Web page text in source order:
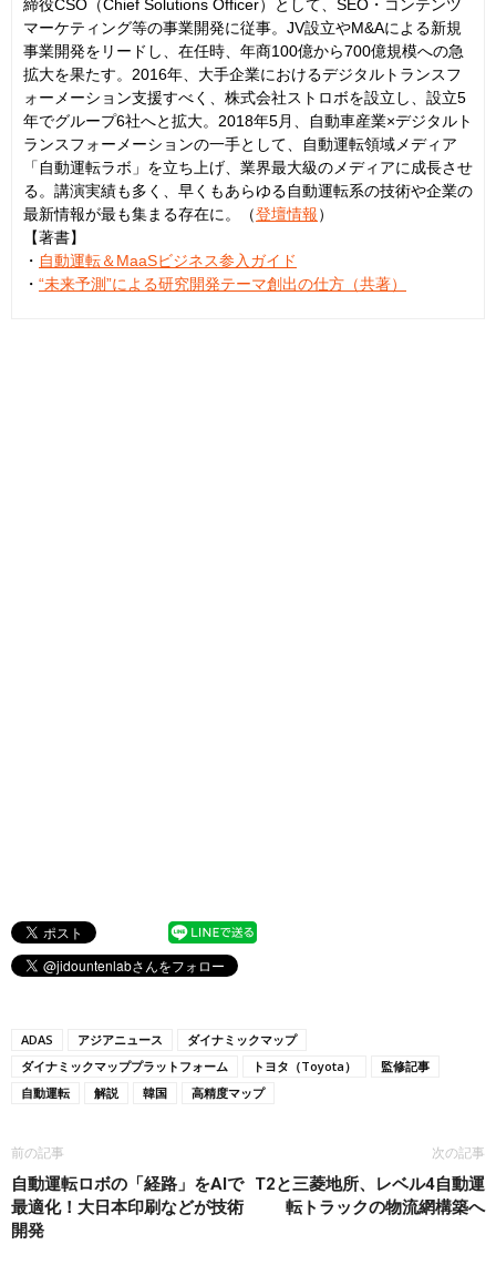
締役CSO（Chief Solutions Officer）として、SEO・コンテンツ
マーケティング等の事業開発に従事。JV設立やM&Aによる新規
事業開発をリードし、在任時、年商100億から700億規模への急
拡大を果たす。2016年、大手企業におけるデジタルトランスフ
ォーメーション支援すべく、株式会社ストロボを設立し、設立5
年でグループ6社へと拡大。2018年5月、自動車産業×デジタルト
ランスフォーメーションの一手として、自動運転領域メディア
「自動運転ラボ」を立ち上げ、業界最大級のメディアに成長させ
る。講演実績も多く、早くもあらゆる自動運転系の技術や企業の
最新情報が最も集まる存在に。（登壇情報）
【著書】
・ 自動運転＆MaaSビジネス参入ガイド
・ “未来予測”による研究開発テーマ創出の仕方（共著）
ADAS アジアニュース
ダイナミックマップ
ダイナミックマッププラットフォーム
トヨタ（Toyota）
監修記事
自動運転
解説 韓国 高精度マップ
前の記事
自動運転ロボの「経路」をAIで
最適化！大日本印刷などが技術
開発
次の記事
T2と三菱地所、レベル4自動運
転トラックの物流網構築へ